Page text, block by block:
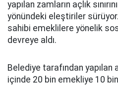
yapılan zamların açlık
yönündeki eleştiriler
sahibi emeklilere yönelik
devreye aldı.
Belediye tarafından yapılan
içinde 20 bin emekliye 10